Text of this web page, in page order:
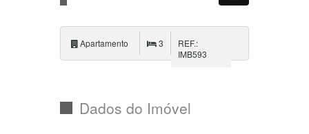
Apartamento 3
REF.:
IMB593
Dados do Imóvel